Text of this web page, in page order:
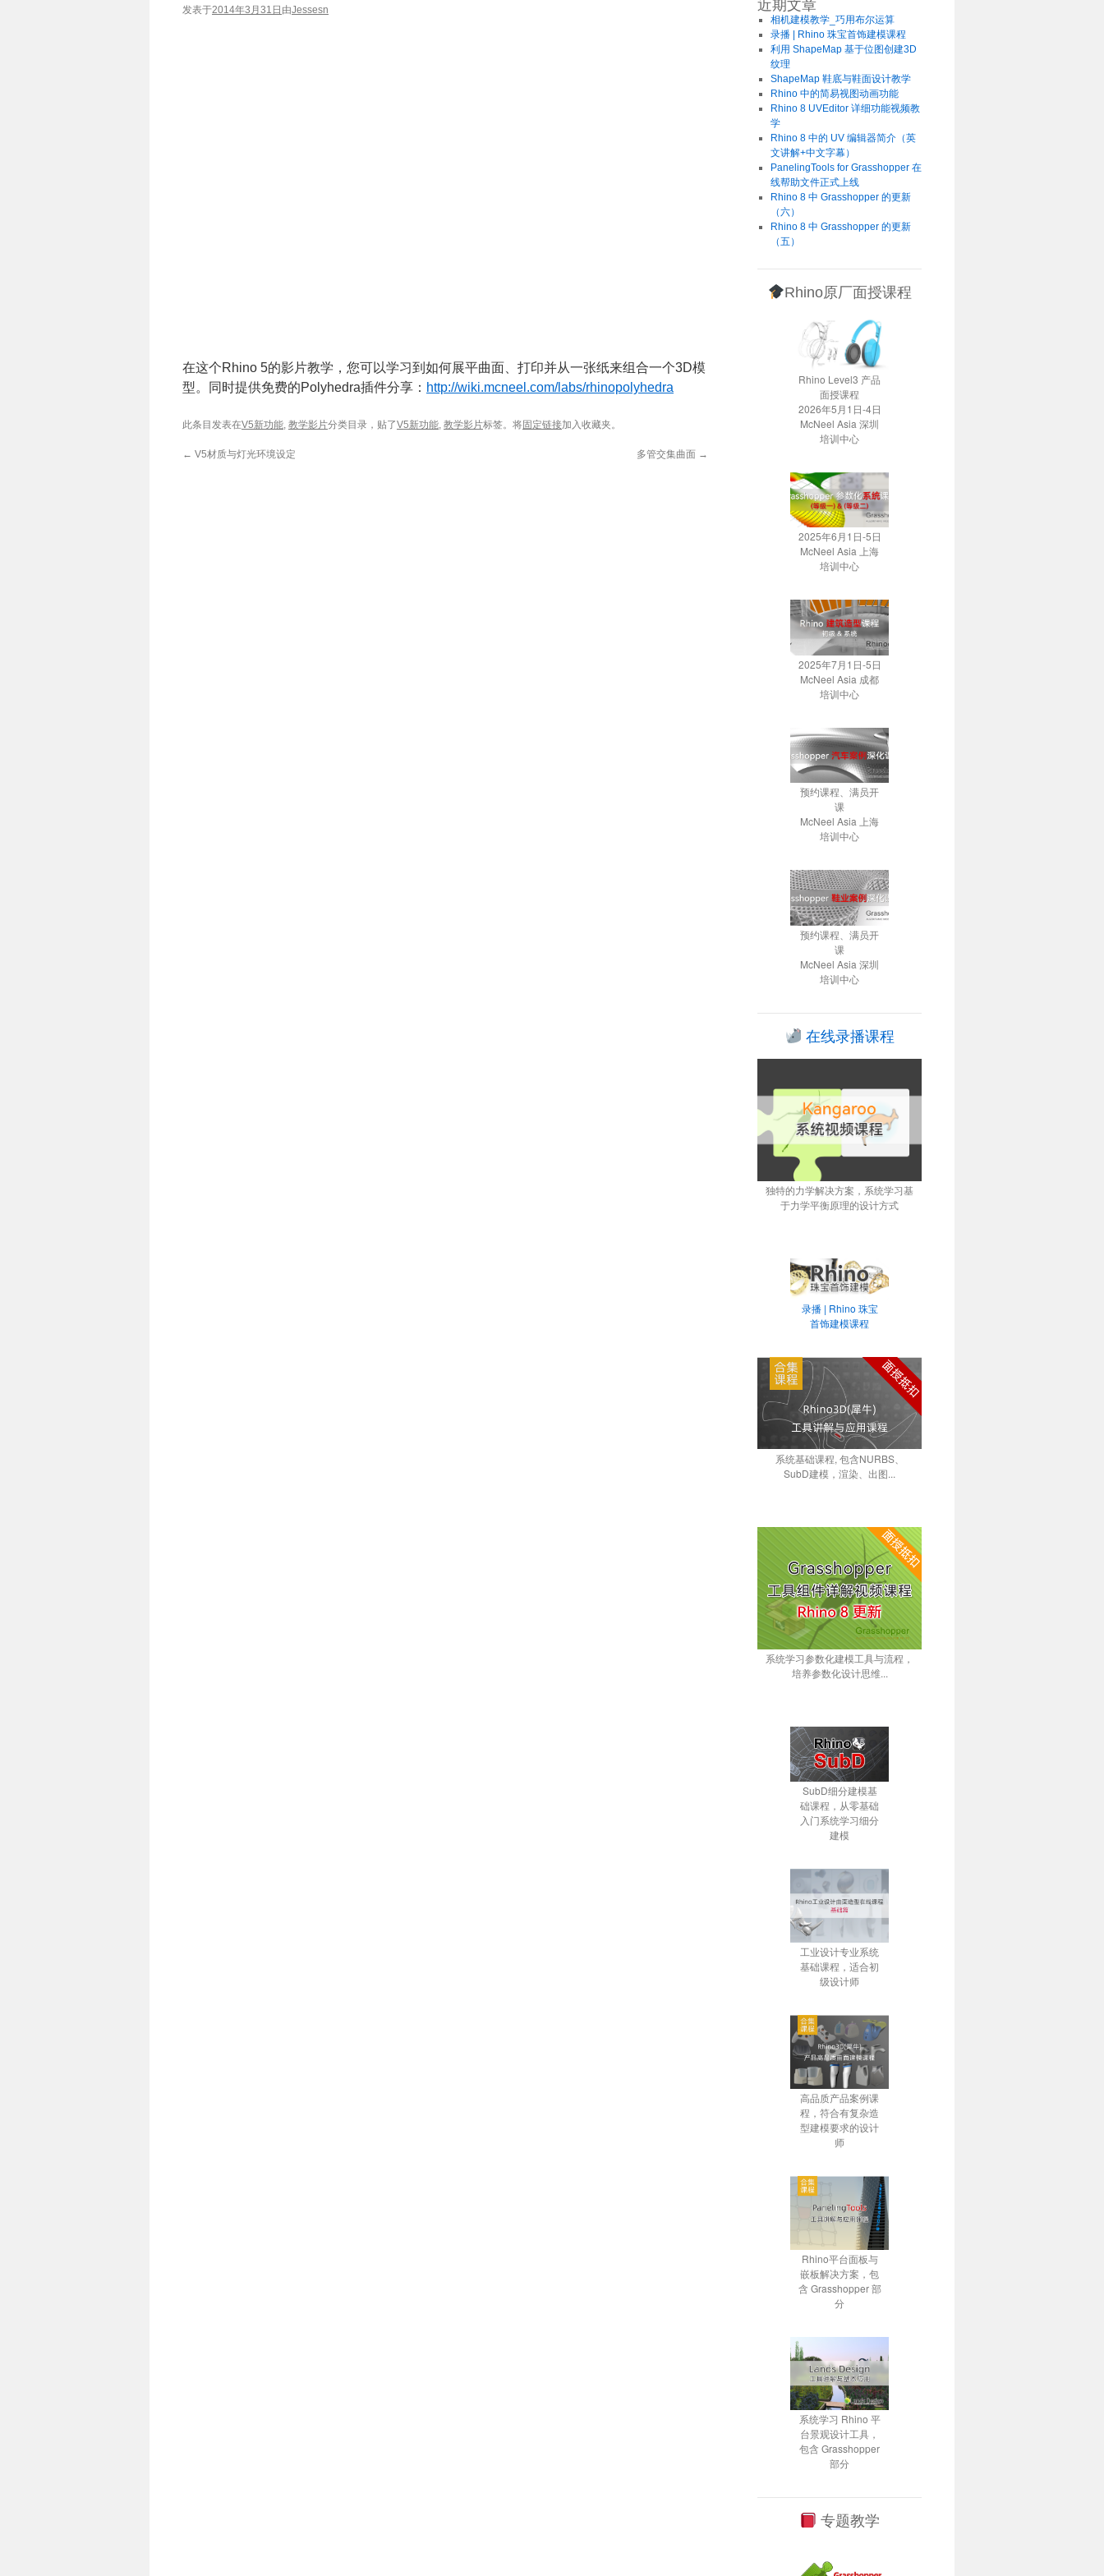
发表于2014年3月31日 由Jessesn
在这个Rhino 5的影片教学，您可以学习到如何展平曲面、打印并从一张纸来组合一个3D模
型。同时提供免费的Polyhedra插件分享： http://wiki.mcneel.com/labs/rhinopolyhedra
此条目发表在V5新功能, 教学影片分类目录，贴了V5新功能, 教学影片标签。将固定链接加入收藏夹。
← V5材质与灯光环境设定 多管交集曲面 →
近期文章
相机建模教学_巧用布尔运算
录播 | Rhino 珠宝首饰建模课程
利用 ShapeMap 基于位图创建3D
纹理
ShapeMap 鞋底与鞋面设计教学
Rhino 中的简易视图动画功能
Rhino 8 UVEditor 详细功能视频教
学
Rhino 8 中的 UV 编辑器简介（英
文讲解+中文字幕）
PanelingTools for Grasshopper 在
线帮助文件正式上线
Rhino 8 中 Grasshopper 的更新
（六）
Rhino 8 中 Grasshopper 的更新
（五）
Rhino原厂面授课程
Rhino Level3 产品
面授课程
2026年5月1日-4日
McNeel Asia 深圳
培训中心
2025年6月1日-5日
McNeel Asia 上海
培训中心
2025年7月1日-5日
McNeel Asia 成都
培训中心
预约课程、满员开
课
McNeel Asia 上海
培训中心
预约课程、满员开
课
McNeel Asia 深圳
培训中心
在线录播课程
独特的力学解决方案，系统学习基
于力学平衡原理的设计方式
录播 | Rhino 珠宝
首饰建模课程
系统基础课程, 包含NURBS、
SubD建模，渲染、出图...
系统学习参数化建模工具与流程，
培养参数化设计思维...
SubD细分建模基
础课程，从零基础
入门系统学习细分
建模
工业设计专业系统
基础课程，适合初
级设计师
高品质产品案例课
程，符合有复杂造
型建模要求的设计
师
Rhino平台面板与
嵌板解决方案，包
含 Grasshopper 部
分
系统学习 Rhino 平
台景观设计工具，
包含 Grasshopper
部分
专题教学